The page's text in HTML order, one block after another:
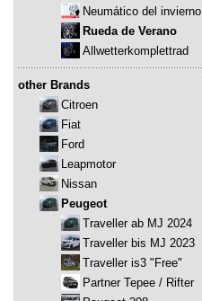
Neumático del invierno
Rueda de Verano
Allwetterkomplettrad
other Brands
Citroen
Fiat
Ford
Leapmotor
Nissan
Peugeot
Traveller ab MJ 2024
Traveller bis MJ 2023
Traveller is3 "Free"
Partner Tepee / Rifter